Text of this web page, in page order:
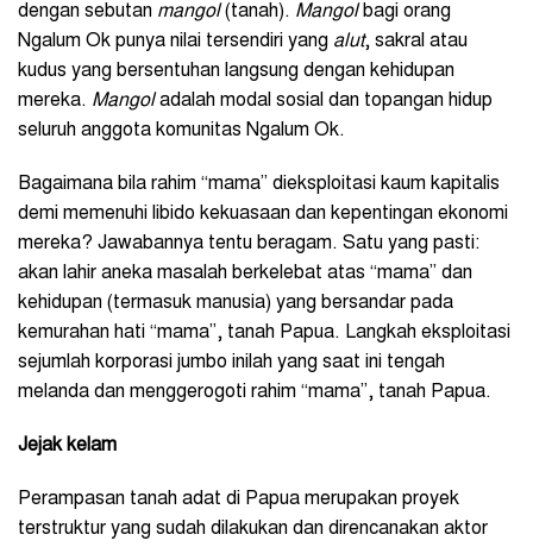
dengan sebutan mangol(tanah). Mangolbagi orang
Ngalum Ok punya nilai tersendiri yang alut, sakral atau
kudus yang bersentuhan langsung dengan kehidupan
mereka. Mangoladalah modal sosial dan topangan hidup
seluruh anggota komunitas Ngalum Ok.
Bagaimana bila rahim “mama” dieksploitasi kaum kapitalis
demi memenuhi libido kekuasaan dan kepentingan ekonomi
mereka? Jawabannya tentu beragam. Satu yang pasti:
akan lahir aneka masalah berkelebat atas “mama” dan
kehidupan (termasuk manusia) yang bersandar pada
kemurahan hati “mama”, tanah Papua. Langkah eksploitasi
sejumlah korporasi jumbo inilah yang saat ini tengah
melanda dan menggerogoti rahim “mama”, tanah Papua.
Jejak kelam
Perampasan tanah adat di Papua merupakan proyek
terstruktur yang sudah dilakukan dan direncanakan aktor